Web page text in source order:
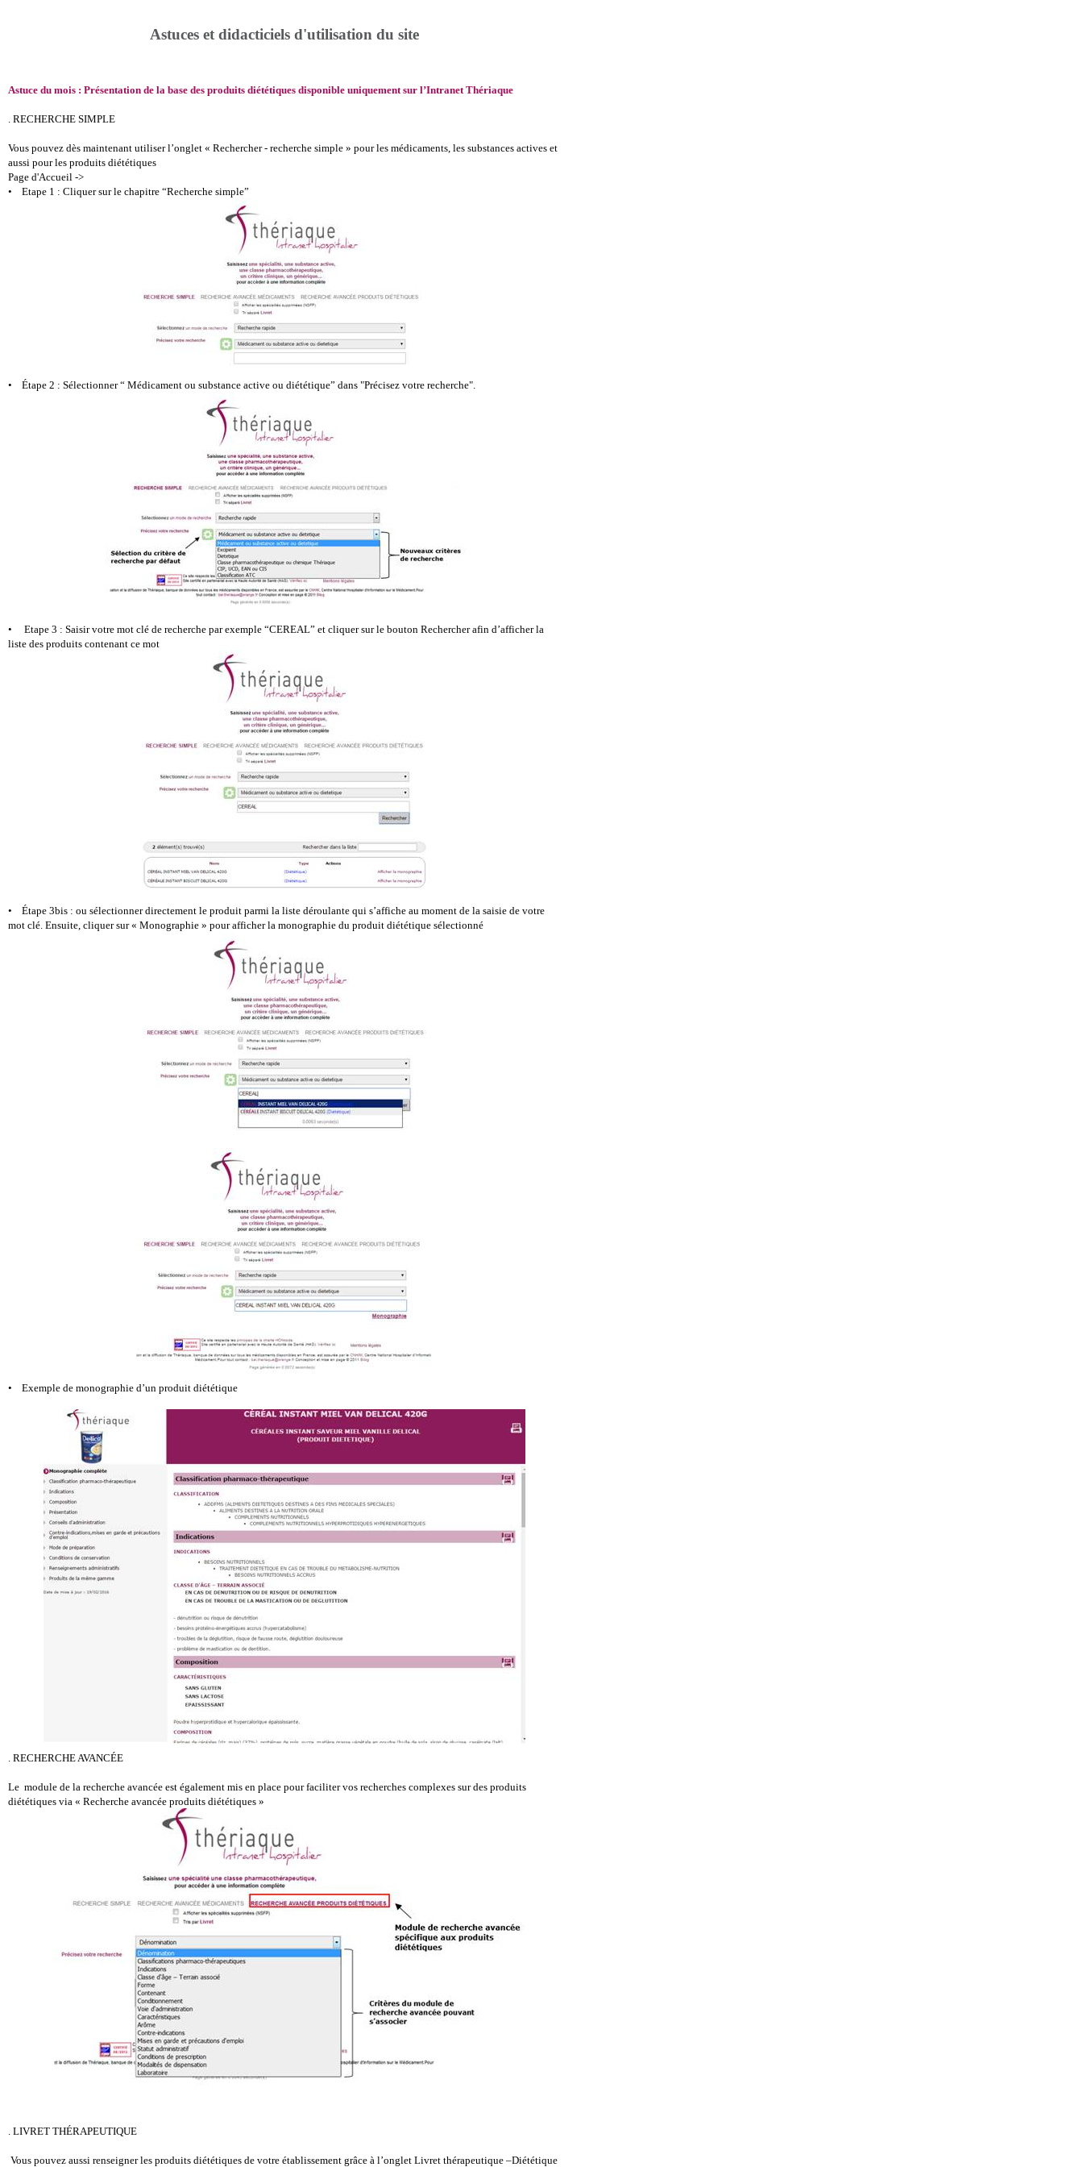
Astuces et didacticiels d'utilisation du site
Astuce du mois : Présentation de la base des produits diététiques disponible uniquement sur l’Intranet Thériaque
. RECHERCHE SIMPLE
Vous pouvez dès maintenant utiliser l’onglet « Rechercher - recherche simple » pour les médicaments, les substances actives et
aussi pour les produits diététiques
Page d'Accueil ->
• Etape 1 : Cliquer sur le chapitre “Recherche simple”
• Étape 2 : Sélectionner “ Médicament ou substance active ou diététique” dans "Précisez votre recherche".
• Etape 3 : Saisir votre mot clé de recherche par exemple “CEREAL” et cliquer sur le bouton Rechercher afin d’afficher la
liste des produits contenant ce mot
• Étape 3bis : ou sélectionner directement le produit parmi la liste déroulante qui s’affiche au moment de la saisie de votre
mot clé. Ensuite, cliquer sur « Monographie » pour afficher la monographie du produit diététique sélectionné
• Exemple de monographie d’un produit diététique
. RECHERCHE AVANCÉE
Le module de la recherche avancée est également mis en place pour faciliter vos recherches complexes sur des produits
diététiques via « Recherche avancée produits diététiques »
. LIVRET THÉRAPEUTIQUE
Vous pouvez aussi renseigner les produits diététiques de votre établissement grâce à l’onglet Livret thérapeutique –Diététique